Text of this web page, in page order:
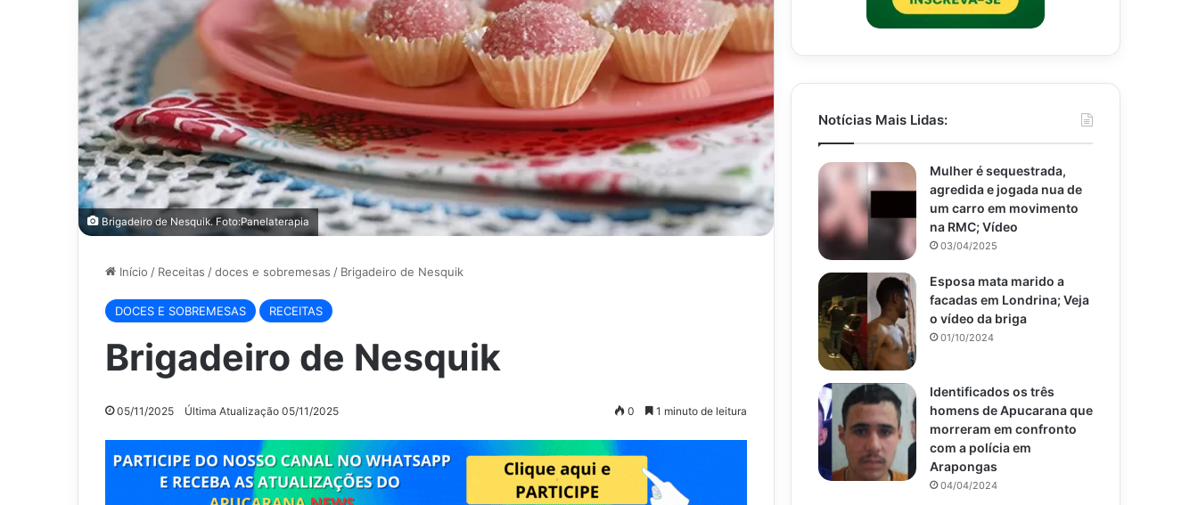
Brigadeiro de Nesquik. Foto:Panelaterapia
Início / Receitas /doces e sobremesas / Brigadeiro de Nesquik
DOCES E SOBREMESAS RECEITAS
Brigadeiro de Nesquik
05/11/2025 Última Atualização 05/11/2025 0 1 minuto de leitura
Notícias Mais Lidas:
Mulher é sequestrada,
agredida e jogada nua de
um carro em movimento
na RMC; Vídeo
03/04/2025
Esposa mata marido a
facadas em Londrina; Veja
o vídeo da briga
01/10/2024
Identificados os três
homens de Apucarana que
morreram em confronto
com a polícia em
Arapongas
04/04/2024